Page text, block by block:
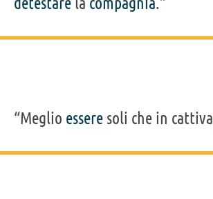
“Meglio essere soli che in cattiva